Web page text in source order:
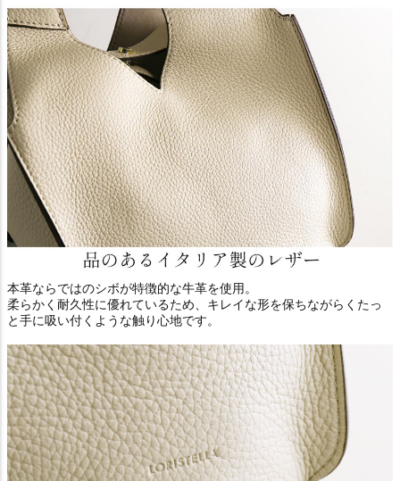
本革ならではのシボが特徴的な牛革を使用。
柔らかく耐久性に優れているため、キレイな形を保ちながらくたっ
と手に吸い付くような触り心地です。